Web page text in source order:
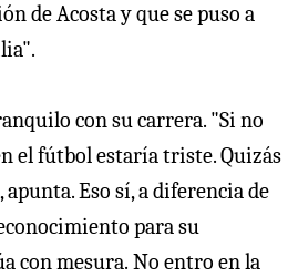
de Acosta y que se puso a
con su carrera. "Si no
el fútbol estaría triste. Quizás
Eso sí, a diferencia de
para su
con mesura. No entro en la